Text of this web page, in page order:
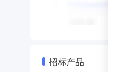
招标产品